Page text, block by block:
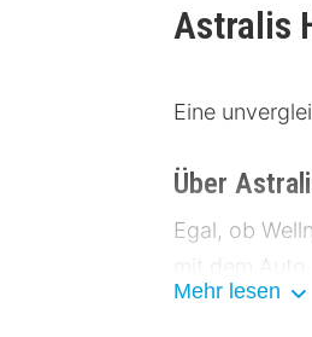
Astralis
Eine
Über
Egal, ob
mit dem
Mehr lesen